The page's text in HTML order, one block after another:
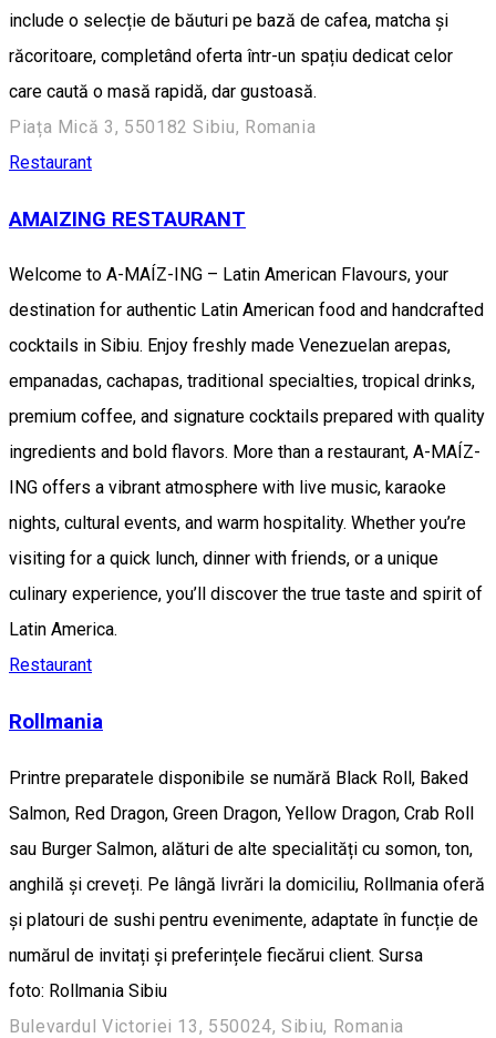
include o selecție de băuturi pe bază de cafea, matcha și
răcoritoare, completând oferta într-un spațiu dedicat celor
care caută o masă rapidă, dar gustoasă.
Piața Mică 3, 550182 Sibiu, Romania
Restaurant
AMAIZING RESTAURANT
Welcome to A-MAÍZ-ING – Latin American Flavours, your
destination for authentic Latin American food and handcrafted
cocktails in Sibiu. Enjoy freshly made Venezuelan arepas,
empanadas, cachapas, traditional specialties, tropical drinks,
premium coffee, and signature cocktails prepared with quality
ingredients and bold flavors. More than a restaurant, A-MAÍZ-
ING offers a vibrant atmosphere with live music, karaoke
nights, cultural events, and warm hospitality. Whether you’re
visiting for a quick lunch, dinner with friends, or a unique
culinary experience, you’ll discover the true taste and spirit of
Latin America.
Restaurant
Rollmania
Printre preparatele disponibile se numără Black Roll, Baked
Salmon, Red Dragon, Green Dragon, Yellow Dragon, Crab Roll
sau Burger Salmon, alături de alte specialități cu somon, ton,
anghilă și creveți. Pe lângă livrări la domiciliu, Rollmania oferă
și platouri de sushi pentru evenimente, adaptate în funcție de
numărul de invitați și preferințele fiecărui client. Sursa
foto: Rollmania Sibiu
Bulevardul Victoriei 13, 550024, Sibiu, Romania